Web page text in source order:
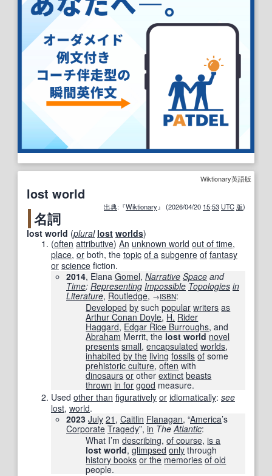
Wiktionary英語版
lost world
出典:『Wiktionary』 (2026/04/20 15:53 UTC 版)
名詞
lost world (plural lost worlds)
(often attributive) An unknown world out of time,
place, or both, the topic of a subgenre of fantasy
or science fiction.
2014, Elana Gomel, Narrative Space and
Time: Representing Impossible Topologies in
Literature‎, Routledge, →ISBN:
Developed by suchpopular writers as
Arthur Conan Doyle, H. Rider
Haggard, Edgar Rice Burroughs, and
Abraham Merrit, the lost world novel
presents small,encapsulated worlds,
inhabited by the living fossils of some
prehistoric culture,often with
dinosaurs or otherextinct beasts
thrown in for good measure.
Used other than figuratively or idiomatically: see
lost,‎ world.
2023 July 21 , Caitlin Flanagan, “America’s
Corporate Tragedy”, in TheAtlantic‎:
What I’mdescribing,of course, is a
lost world,glimpsed only through
history books or the memories of old
people.